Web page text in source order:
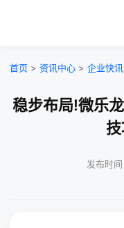
首页 > 资讯中心 > 企业快讯
稳步布局!微乐
发布时